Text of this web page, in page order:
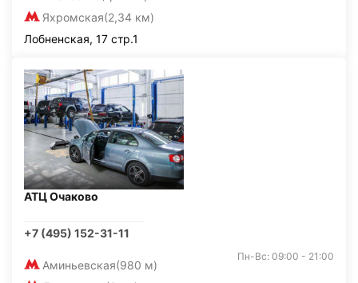
Яхромская(2,34 км)
Лобненская, 17 стр.1
АТЦ Очаково
+7 (495) 152-31-11
Аминьевская(980 м)
Пн-Вс: 09:00 - 21:00